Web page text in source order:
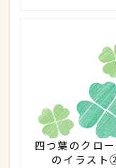
四つ葉のクロ
のイラスト